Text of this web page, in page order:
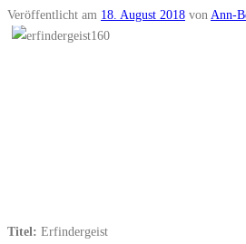
Veröffentlicht am 18. August 2018 vonAnn-
Titel: Erfindergeist